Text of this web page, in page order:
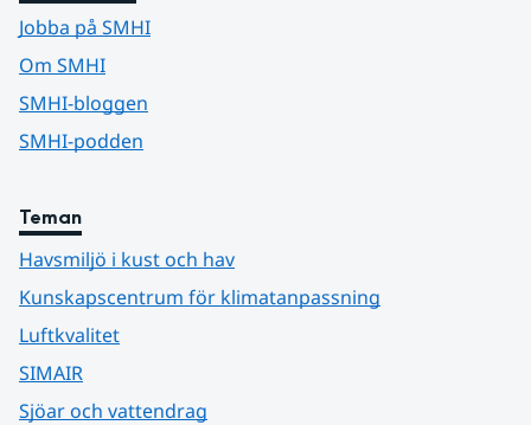
Jobba på SMHI
Om SMHI
SMHI-bloggen
SMHI-podden
Teman
Havsmiljö i kust och hav
Kunskapscentrum för klimatanpassning
Luftkvalitet
SIMAIR
Sjöar och vattendrag